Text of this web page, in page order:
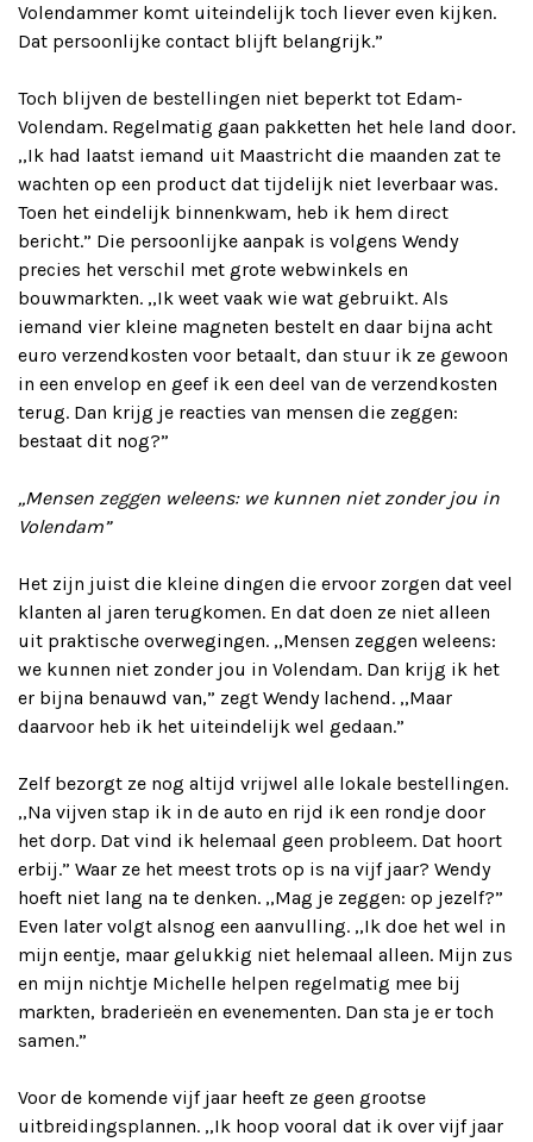
Volendammer komt uiteindelijk toch liever even kijken.
Dat persoonlijke contact blijft belangrijk.”
Toch blijven de bestellingen niet beperkt tot Edam-
Volendam. Regelmatig gaan pakketten het hele land door.
,,Ik had laatst iemand uit Maastricht die maanden zat te
wachten op een product dat tijdelijk niet leverbaar was.
Toen het eindelijk binnenkwam, heb ik hem direct
bericht.” Die persoonlijke aanpak is volgens Wendy
precies het verschil met grote webwinkels en
bouwmarkten. ,,Ik weet vaak wie wat gebruikt. Als
iemand vier kleine magneten bestelt en daar bijna acht
euro verzendkosten voor betaalt, dan stuur ik ze gewoon
in een envelop en geef ik een deel van de verzendkosten
terug. Dan krijg je reacties van mensen die zeggen:
bestaat dit nog?”
,,Mensen zeggen weleens: we kunnen niet zonder jou in
Volendam”
Het zijn juist die kleine dingen die ervoor zorgen dat veel
klanten al jaren terugkomen. En dat doen ze niet alleen
uit praktische overwegingen. ,,Mensen zeggen weleens:
we kunnen niet zonder jou in Volendam. Dan krijg ik het
er bijna benauwd van,” zegt Wendy lachend. ,,Maar
daarvoor heb ik het uiteindelijk wel gedaan.”
Zelf bezorgt ze nog altijd vrijwel alle lokale bestellingen.
,,Na vijven stap ik in de auto en rijd ik een rondje door
het dorp. Dat vind ik helemaal geen probleem. Dat hoort
erbij.” Waar ze het meest trots op is na vijf jaar? Wendy
hoeft niet lang na te denken. ,,Mag je zeggen: op jezelf?”
Even later volgt alsnog een aanvulling. ,,Ik doe het wel in
mijn eentje, maar gelukkig niet helemaal alleen. Mijn zus
en mijn nichtje Michelle helpen regelmatig mee bij
markten, braderieën en evenementen. Dan sta je er toch
samen.”
Voor de komende vijf jaar heeft ze geen grootse
uitbreidingsplannen. ,,Ik hoop vooral dat ik over vijf jaar